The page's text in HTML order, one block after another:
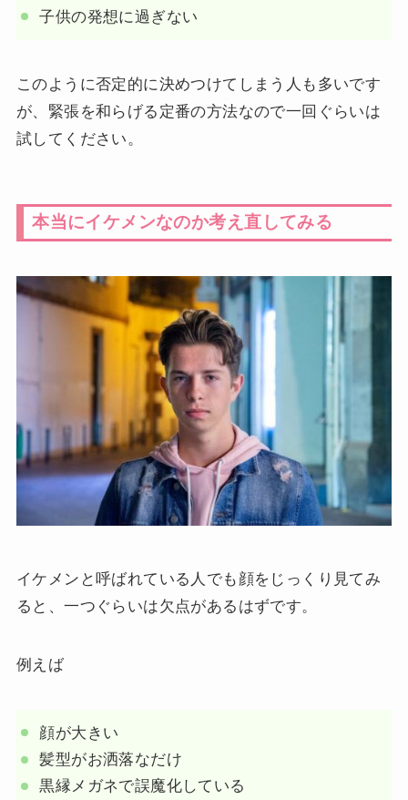
子供の発想に過ぎない
このように否定的に決めつけてしまう人も多いです
が、緊張を和らげる定番の方法なので一回ぐらいは
試してください。
本当にイケメンなのか考え直してみる
イケメンと呼ばれている人でも顔をじっくり見てみ
ると、一つぐらいは欠点があるはずです。
例えば
顔が大きい
髪型がお洒落なだけ
黒縁メガネで誤魔化している